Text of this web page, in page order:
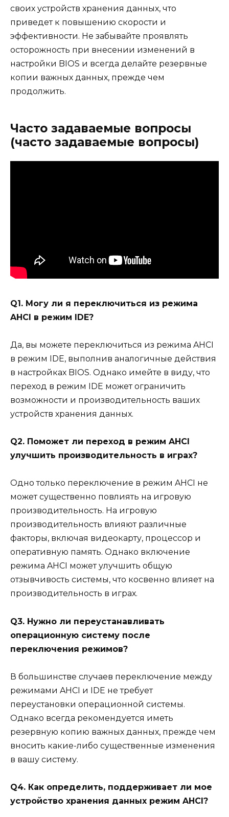
своих устройств хранения данных, что
приведет к повышению скорости и
эффективности. Не забывайте проявлять
осторожность при внесении изменений в
настройки BIOS и всегда делайте резервные
копии важных данных, прежде чем
продолжить.
Часто задаваемые вопросы
(часто задаваемые вопросы)
Q1. Могу ли я переключиться из режима
AHCI в режим IDE?
Да, вы можете переключиться из режима AHCI
в режим IDE, выполнив аналогичные действия
в настройках BIOS. Однако имейте в виду, что
переход в режим IDE может ограничить
возможности и производительность ваших
устройств хранения данных.
Q2. Поможет ли переход в режим AHCI
улучшить производительность в играх?
Одно только переключение в режим AHCI не
может существенно повлиять на игровую
производительность. На игровую
производительность влияют различные
факторы, включая видеокарту, процессор и
оперативную память. Однако включение
режима AHCI может улучшить общую
отзывчивость системы, что косвенно влияет на
производительность в играх.
Q3. Нужно ли переустанавливать
операционную систему после
переключения режимов?
В большинстве случаев переключение между
режимами AHCI и IDE не требует
переустановки операционной системы.
Однако всегда рекомендуется иметь
резервную копию важных данных, прежде чем
вносить какие-либо существенные изменения
в вашу систему.
Q4. Как определить, поддерживает ли мое
устройство хранения данных режим AHCI?